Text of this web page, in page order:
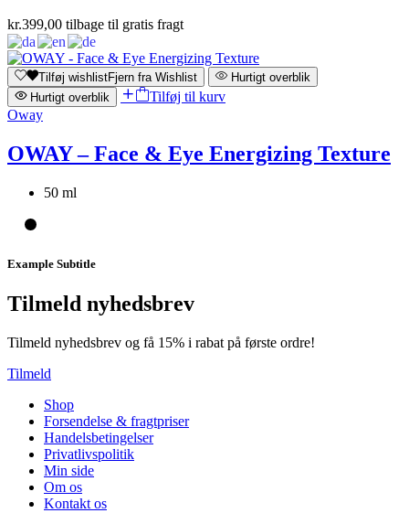
kr.399,00 tilbage til gratis fragt
Tilføj wishlistFjern fra Wishlist
Hurtigt overblik
Hurtigt overblik
Tilføj til kurv
Oway
OWAY – Face & Eye Energizing Texture
50 ml
Example Subtitle
Tilmeld nyhedsbrev
Tilmeld nyhedsbrev og få 15% i rabat på første ordre!
Tilmeld
Shop
Forsendelse & fragtpriser
Handelsbetingelser
Privatlivspolitik
Min side
Om os
Kontakt os